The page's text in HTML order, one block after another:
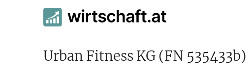
Urban Fitness KG (FN 535433b)